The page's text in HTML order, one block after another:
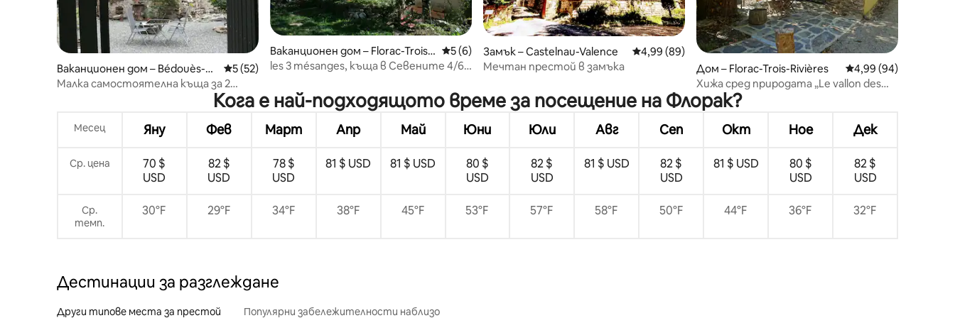
Ваканционен дом – Bédouès-C
ocurès
Средна оценка: 5 от 5, 52 отзива
5 (52)
Малка самостоятелна къща за 2
Ваканционен дом – Florac-Trois-
Rivières
Средна оценка: 5 от 5, 6 отзива
5 (6)
les 3 mésanges, къща в Севените 4/6
Замък – Castelnau-Valence Средна оценка: 4,99 от 5, 89 отзива
4,99 (89)
Мечтан престой в замъка
Дом – Florac-Trois-Rivières Средна оценка:
4,99 (94)
Хижа сред природата „Le vallon des
Fouzes“
Кога е най-подходящото време за посещение на Флорак?
Месец Яну Фев Март Апр Май Юни Юли Авг Сеп Окт Ное Дек
Ср. цена
70 $
USD
82 $
USD
78 $
USD
81 $ USD 81 $ USD
80 $
USD
82 $
USD
81 $ USD
82 $
USD
81 $ USD
80 $
USD
82 $
USD
Ср.
темп.
30°F 29°F 34°F 38°F 45°F 53°F 57°F 58°F 50°F 44°F 36°F 32°F
Дестинации за разглеждане
Други типове места за престой Популярни забележителности наблизо